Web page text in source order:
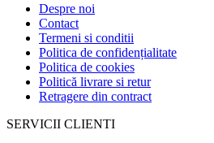
Despre noi
Contact
Termeni si conditii
Politica de confidențialitate
Politica de cookies
Politică livrare si retur
Retragere din contract
SERVICII CLIENTI